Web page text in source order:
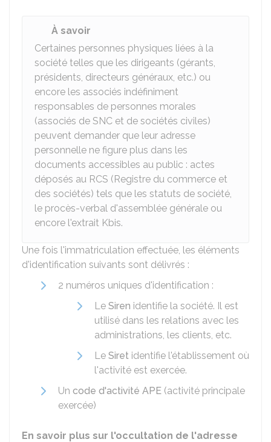
À savoir
Certaines personnes physiques liées à la
société telles que les dirigeants (gérants,
présidents, directeurs généraux, etc.) ou
encore les associés indéfiniment
responsables de personnes morales
(associés de SNC et de sociétés civiles)
peuvent demander que leur adresse
personnelle ne figure plus dans les
documents accessibles au public : actes
déposés au RCS (Registre du commerce et
des sociétés) tels que les statuts de société,
le procès-verbal d'assemblée générale ou
encore l'extrait Kbis.
Une fois l'immatriculation effectuée, les éléments
d'identification suivants sont délivrés :
2 numéros uniques d'identification :
Le Siren identifie la société. Il est
utilisé dans les relations avec les
administrations, les clients, etc.
Le Siret identifie l'établissement où
l'activité est exercée.
Un code d'activité APE (activité principale
exercée)
En savoir plus sur l'occultation de l'adresse